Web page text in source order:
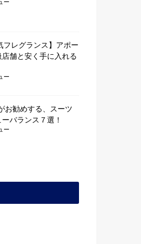
ー
フレグランス】アポー
舗と安く手に入れる
ー
お勧めする、スーツ
バランス７選！
ー